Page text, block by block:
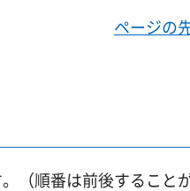
ページの
（順番は前後すること